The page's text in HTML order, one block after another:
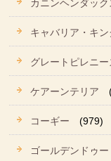
カニンヘンダック
キャバリア・キ
グレートピレニー
ケアーンテリア
コーギー (979)
ゴールデンドゥ